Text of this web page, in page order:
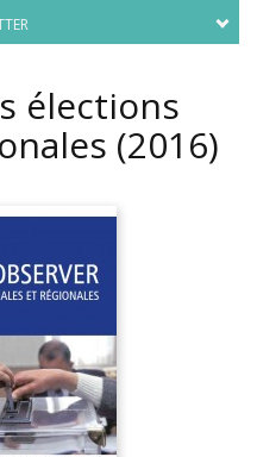
élections
(2016)